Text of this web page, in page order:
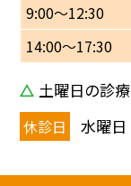
9:00〜12:30
14:00〜17:30
土曜日の診
休診日 水曜日